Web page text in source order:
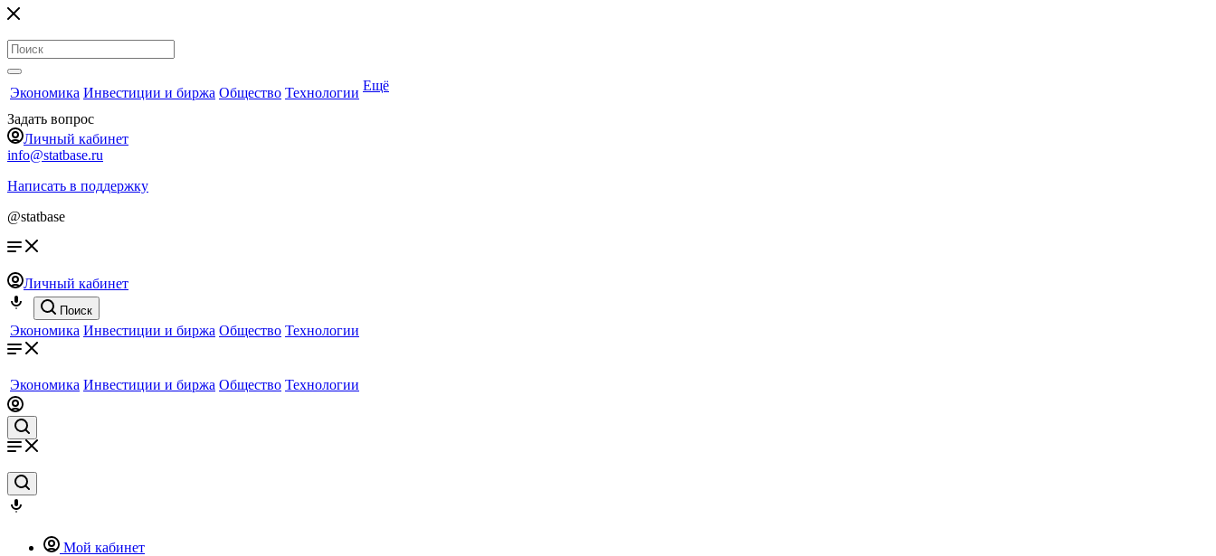
Экономика Инвестиции и биржа Общество Технологии Ещё
Задать вопрос
Личный кабинет
info@statbase.ru
Написать в поддержку
@statbase
Личный кабинет
Поиск
Экономика Инвестиции и биржа Общество Технологии
Экономика Инвестиции и биржа Общество Технологии
Мой кабинет